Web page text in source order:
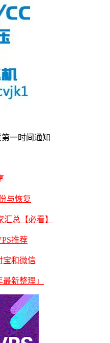
一时间通知
与恢复
总【必看】
推荐
宝和微信
新整理」